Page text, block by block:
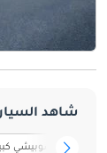
شاهد
ميتسوبيشي